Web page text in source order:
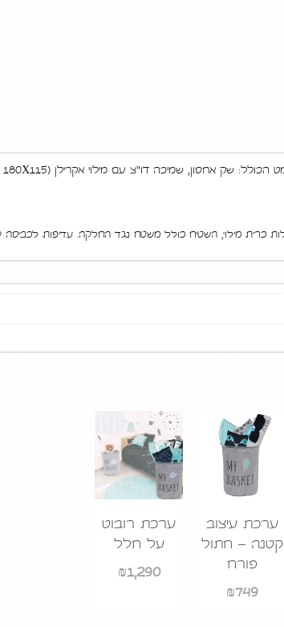
ערכת עיצוב
קטנה – חתול
פורח
₪749
ערכת רובוט
על חלל
₪1,290